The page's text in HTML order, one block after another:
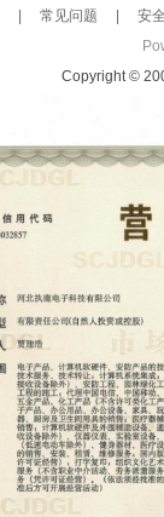
常见问题
安
Copyright ©